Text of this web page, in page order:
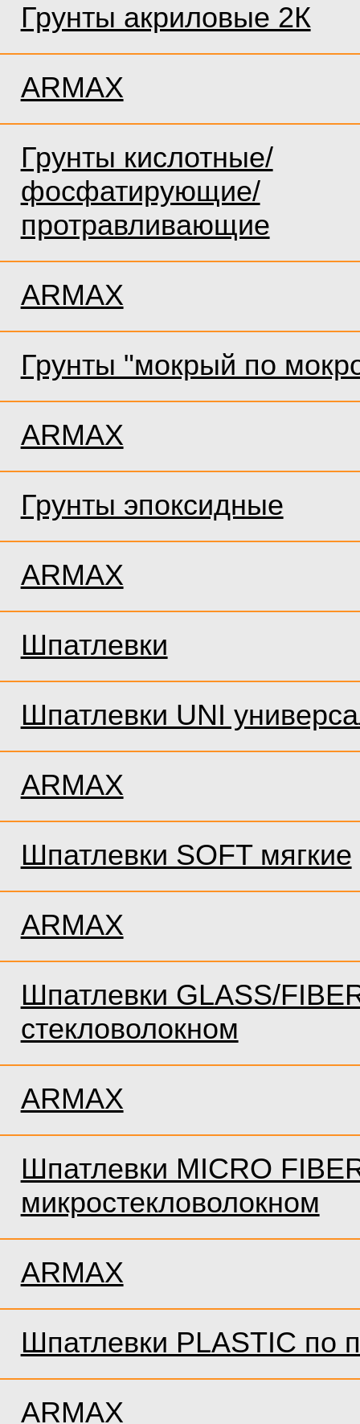
Грунты акриловые 2К
ARMAX
Грунты кислотные/
фосфатирующие/
протравливающие
ARMAX
Грунты "мокрый по
ARMAX
Грунты эпоксидные
ARMAX
Шпатлевки
Шпатлевки UNI
ARMAX
Шпатлевки SOFT мягкие
ARMAX
Шпатлевки GLASS/
стекловолокном
ARMAX
Шпатлевки MICRO
микростекловолокном
ARMAX
Шпатлевки PLASTIC по
ARMAX